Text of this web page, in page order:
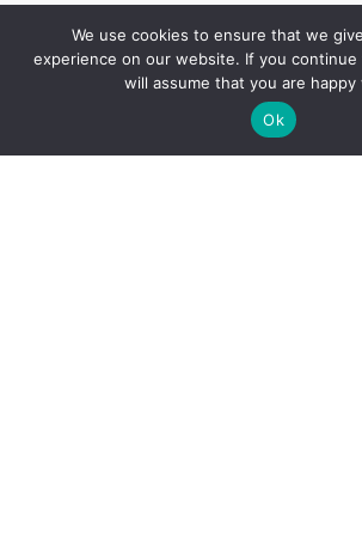
We use cookies to ensure that we
experience on our website. If you
will assume that you are happy
Ok